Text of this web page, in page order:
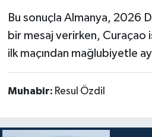
Bu sonuçla Almanya, 2026
bir mesaj verirken, Curaçao
ilk maçından mağlubiyetle
Muhabir: Resul Özdil